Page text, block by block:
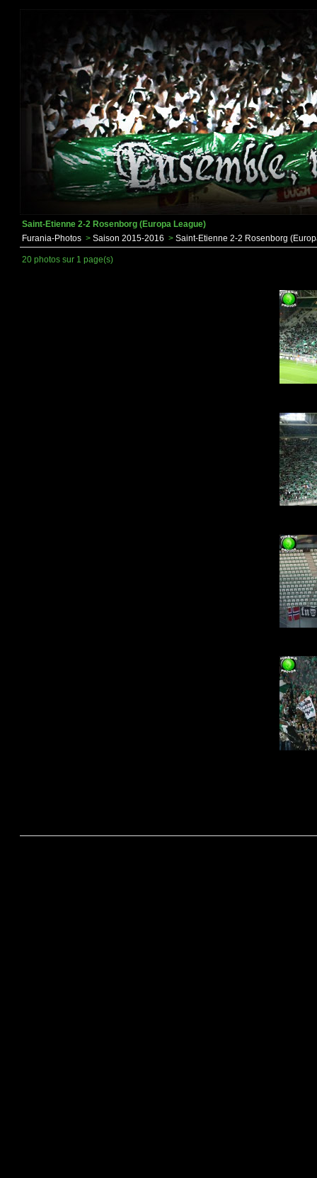
Saint-Etienne 2-2 Rosenborg (Europa League)
Furania-Photos > Saison 2015-2016 > Saint-Etienne 2-2 Rosenborg
20 photos sur 1 page(s)